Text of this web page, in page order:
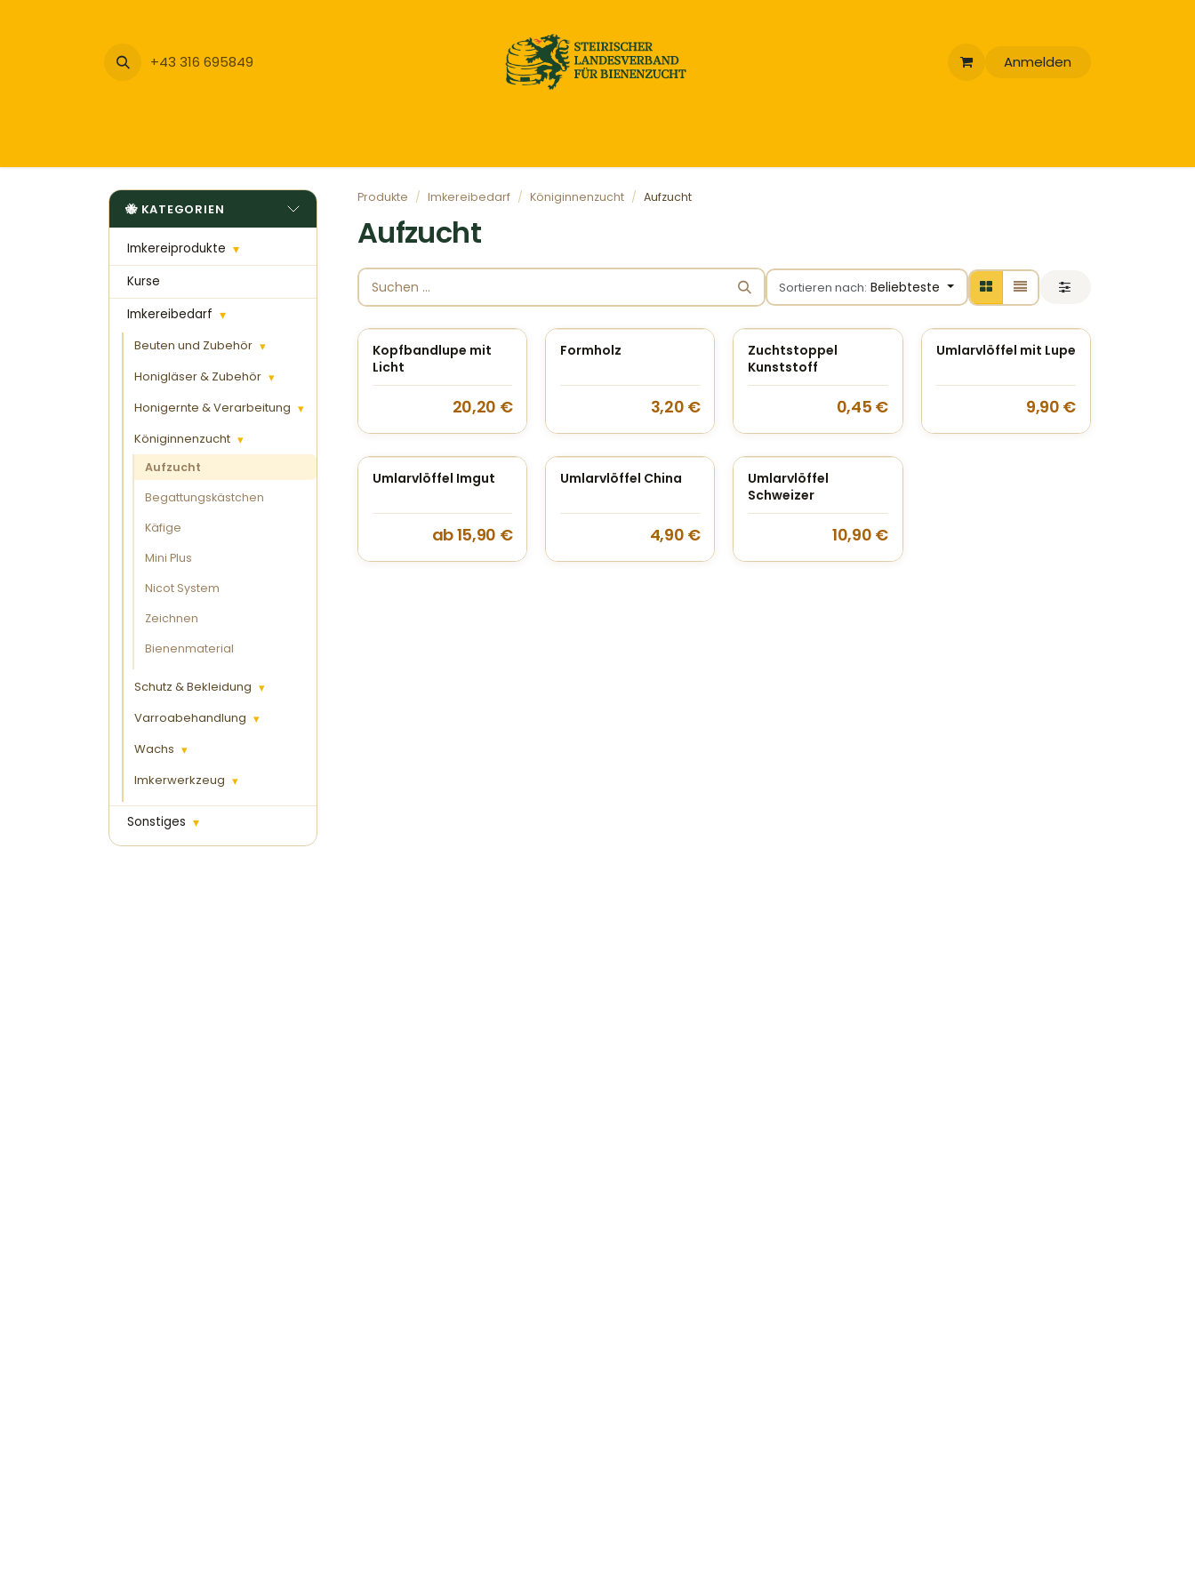
+43 316 695849 Anmelden
KATEGORIEN
Imkereiprodukte ▾
Kurse
Imkereibedarf ▾
Beuten und Zubehör ▾
Honigläser & Zubehör ▾
Honigernte & Verarbeitung ▾
Königinnenzucht ▾
Aufzucht
Begattungskästchen
Käfige
Mini Plus
Nicot System
Zeichnen
Bienenmaterial
Schutz & Bekleidung ▾
Varroabehandlung ▾
Wachs ▾
Imkerwerkzeug ▾
Sonstiges ▾
Produkte Imkereibedarf Königinnenzucht Aufzucht
Aufzucht
Sortieren nach: Beliebteste
Kopfbandlupe mit
Licht
20,20 €
Formholz
3,20 €
Zuchtstoppel
Kunststoff
0,45 €
Umlarvlöffel mit Lupe
9,90 €
Umlarvlöffel Imgut
ab15,90 €
Umlarvlöffel China
4,90 €
Umlarvlöffel
Schweizer
10,90 €